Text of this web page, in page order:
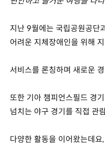
지난 9월에는 국립공원공단
어려운 지체장애인을 위해
서비스를 론칭하며 새로운
또한 기아 챔피언스필드 경
넘치는 야구 경기를 직접 관
다양한 활동을 이어왔는데